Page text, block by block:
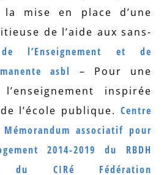
mise en place d’une
de l’aide aux sans-
l’Enseignement et de
asbl
– Pour une
inspirée
l’école publique. Centre
Mémorandum associatif pour
2014-2019 du RBDH
du CIRé
Fédération